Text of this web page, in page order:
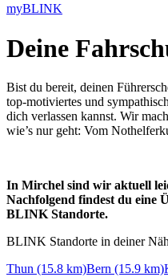
myBLINK
Deine
Bist du bereit, deinen
top-motiviertes und
dich verlassen kannst. Wir
wie’s nur geht: Vom
In Mirchel sind wir aktuell
Nachfolgend findest du eine
BLINK Standorte.
BLINK Standorte in deiner
Thun (15.8 km)Bern (15.9 km)